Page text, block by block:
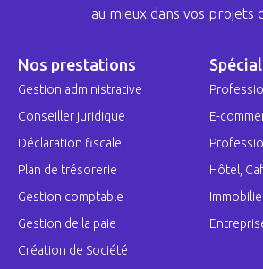
au mieux dans vos projets
Nos prestations
Gestion administrative
Conseiller juridique
Déclaration fiscale
Plan de trésorerie
Gestion comptable
Gestion de la paie
Création de Société
E-
Hôtel,